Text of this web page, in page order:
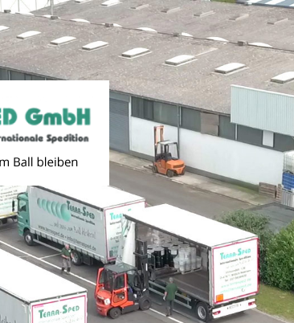
Hierfür werden Informationen über Ihren
Verwendung von Cookies zu. Weiterführende